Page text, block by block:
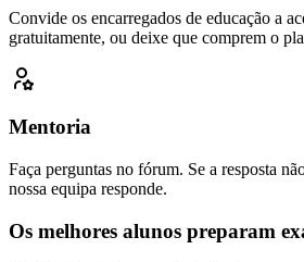
Convide os encarregados de educação a
gratuitamente, ou deixe que comprem o
Mentoria
Faça perguntas no fórum. Se a resposta
nossa equipa responde.
Os melhores alunos preparam